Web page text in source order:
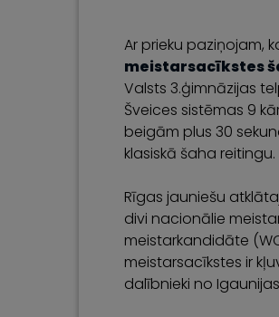
Ar prieku paziņojam,
meistarsacīkstes
Valsts 3.ģimnāzijas
Šveices sistēmas 9
beigām plus 30
klasiskā šaha reitingu.
Rīgas jauniešu
divi nacionālie
meistarkandidāte
meistarsacīkstes ir
dalībnieki no